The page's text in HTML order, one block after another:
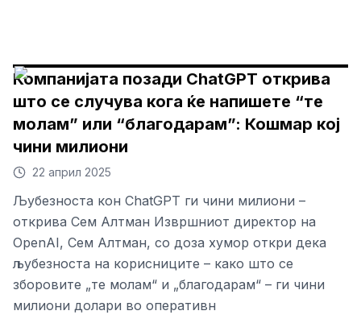
Компанијата позади ChatGPT открива
што се случува кога ќе напишете “те
молам” или “благодарам”: Кошмар кој
чини милиони
22 април 2025
Љубезноста кон ChatGPT ги чини милиони –
открива Сем Алтман Извршниот директор на
OpenAI, Сем Алтман, со доза хумор откри дека
љубезноста на корисниците – како што се
зборовите „те молам“ и „благодарам“ – ги чини
милиони долари во оперативн